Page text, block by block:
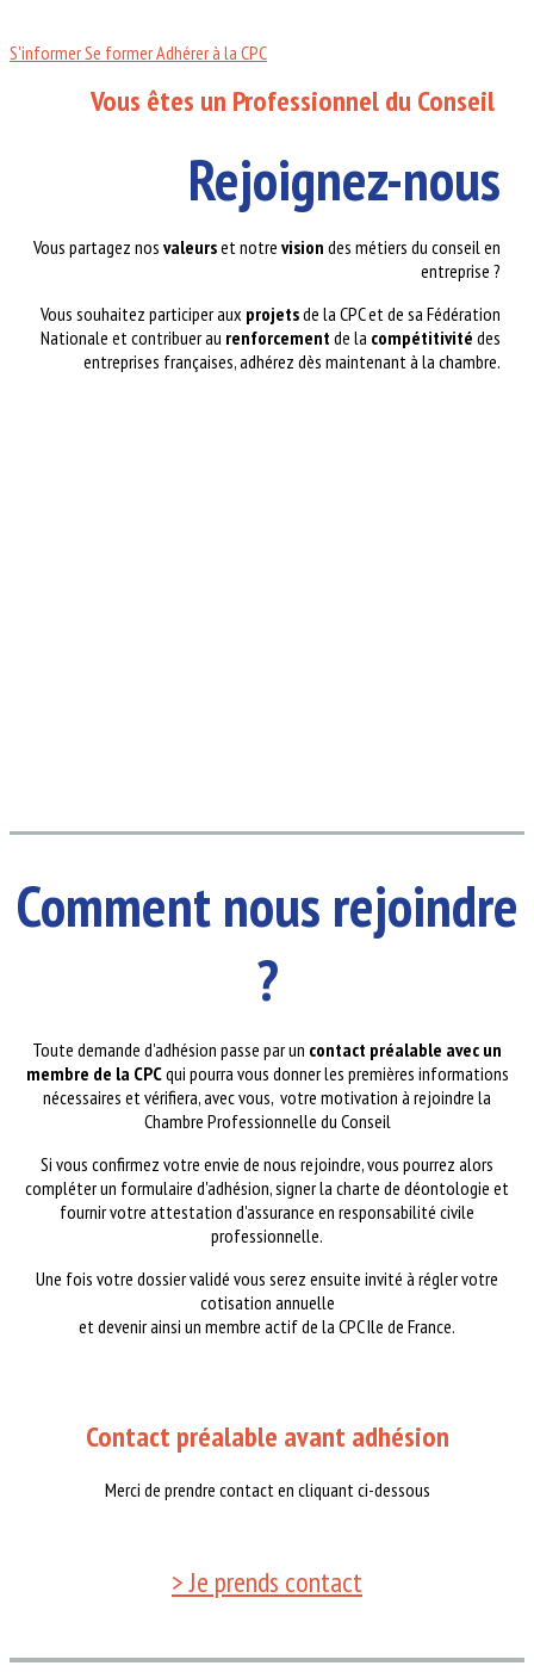
S'informerSe formerAdhérer à la CPC
Vous êtes un Professionnel du Conseil
Rejoignez-nous
Vous partagez nos valeurset notre vision des métiers du conseil en
entreprise ?
Vous souhaitez participer aux projetsde la CPC et de sa Fédération
Nationale et contribuer au renforcement de la compétitivité des
entreprises françaises, adhérez dès maintenant à la chambre.
Comment nous rejoindre
?
Toute demande d'adhésion passe par un contact préalable avec un
membre de la CPCqui pourra vous donner les premières informations
nécessaires et vérifiera, avec vous, votre motivation à rejoindre la
Chambre Professionnelle du Conseil
Si vous confirmez votre envie de nous rejoindre, vous pourrez alors
compléter un formulaire d'adhésion, signer la charte de déontologie et
fournir votre attestation d'assurance en responsabilité civile
professionnelle.
Une fois votre dossier validé vous serez ensuite invité à régler votre
cotisation annuelle
et devenir ainsi un membre actif de la CPC Ile de France.
Contact préalable avant adhésion
Merci de prendre contact en cliquant ci-dessous
> Je prends contact